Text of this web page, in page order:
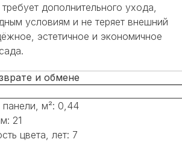
дополнительного ухода,
условиям и не теряет внешний
эстетичное и экономичное
и обмене
м²: 0,44
21
цвета, лет: 7